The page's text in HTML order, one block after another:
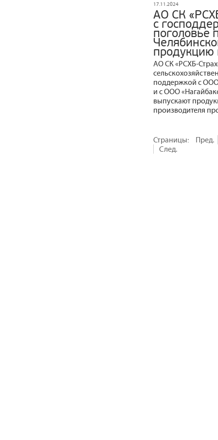
17.11.2024
АО СК
с
поголовье
АО СК «РСХБ-
поддержкой с ООО
и с ООО
выпускают
производителя
Страницы:
Пред.
След.